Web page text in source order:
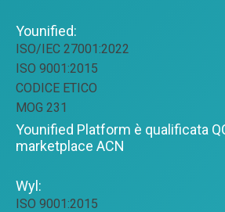
Younified:
ISO/IEC 27001:2022
ISO 9001:2015
CODICE ETICO
MOG 231
Younified Platform è qualificata
marketplace ACN
Wyl:
ISO 9001:2015